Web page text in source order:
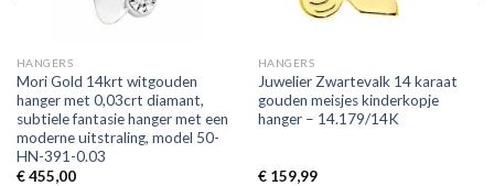
HANGERS
Mori Gold 14krt witgouden
hanger met 0,03crt diamant,
subtiele fantasie hanger met een
moderne uitstraling, model 50-
HN-391-0.03
€455,00
HANGERS
Juwelier Zwartevalk 14 karaat
gouden meisjes kinderkopje
hanger – 14.179/14K
€159,99